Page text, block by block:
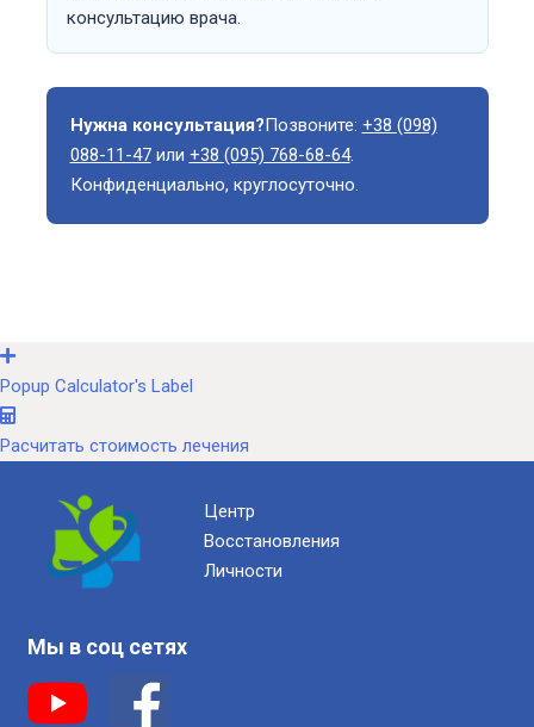
консультацию врача.
Нужна консультация?Позвоните: +38 (098)
088-11-47или +38 (095) 768-68-64.
Конфиденциально, круглосуточно.
Popup Calculator's Label
Расчитать стоимость лечения
Центр
Восстановления
Личности
Мы в соц сетях